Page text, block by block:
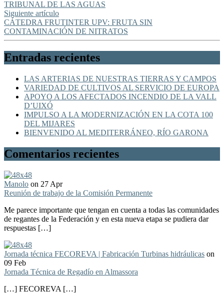
TRIBUNAL DE LAS AGUAS
Siguiente artículo
CÁTEDRA FRUTINTER UPV: FRUTA SIN
CONTAMINACIÓN DE NITRATOS
Entradas recientes
LAS ARTERIAS DE NUESTRAS TIERRAS Y CAMPOS
VARIEDAD DE CULTIVOS AL SERVICIO DE EUROPA
APOYO A LOS AFECTADOS INCENDIO DE LA VALL
D’UIXÓ
IMPULSO A LA MODERNIZACIÓN EN LA COTA 100
DEL MIJARES
BIENVENIDO AL MEDITERRÁNEO, RÍO GARONA
Comentarios recientes
Manolo on 27 Apr
Reunión de trabajo de la Comisión Permanente
Me parece importante que tengan en cuenta a todas las comunidades
de regantes de la Federación y en esta nueva etapa se pudiera dar
respuestas […]
Jornada técnica FECOREVA | Fabricación Turbinas hidráulicas on
09 Feb
Jornada Técnica de Regadío en Almassora
[…] FECOREVA […]